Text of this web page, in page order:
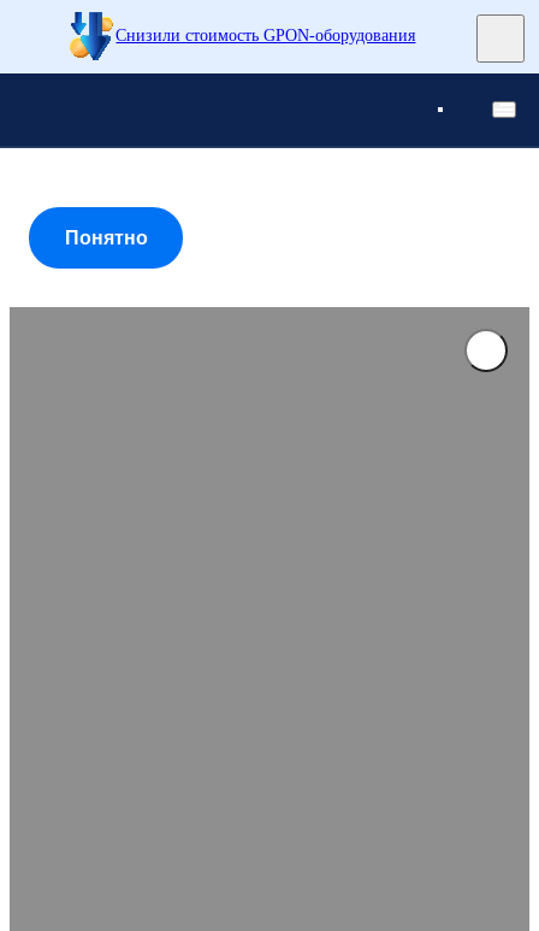
Понятно
Понятно
Снизили стоимость GPON-оборудования